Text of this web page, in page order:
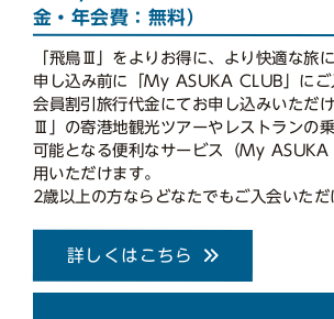
金・年会費：無料）
「飛鳥Ⅲ」をよりお得に、より快適な旅
申し込み前に「My ASUKA CLUB」にご
会員割引旅行代金にてお申し込みいただ
Ⅲ」の寄港地観光ツアーやレストランの
可能となる便利なサービス（My ASUKA
用いただけます。
2歳以上の方ならどなたでもご入会いただ
詳しくはこちら